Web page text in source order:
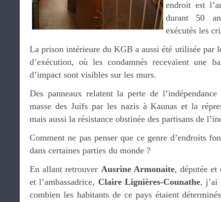
endroit est
durant 50
exécutés les
La prison intérieure du KGB a aussi été utilisée par
d’exécution, où les condamnés recevaient une
d’impact sont visibles sur les murs.
Des panneaux relatent la perte de
masse des Juifs par les nazis à Kaunas et la
mais aussi la résistance obstinée des partisans de
Comment ne pas penser que ce genre d’endroits
dans certaines parties du monde ?
En allant retrouver Ausrine Armonaite, députée
et l’ambassadrice, Claire Lignières-Counathe, j’ai
combien les habitants de ce pays étaient